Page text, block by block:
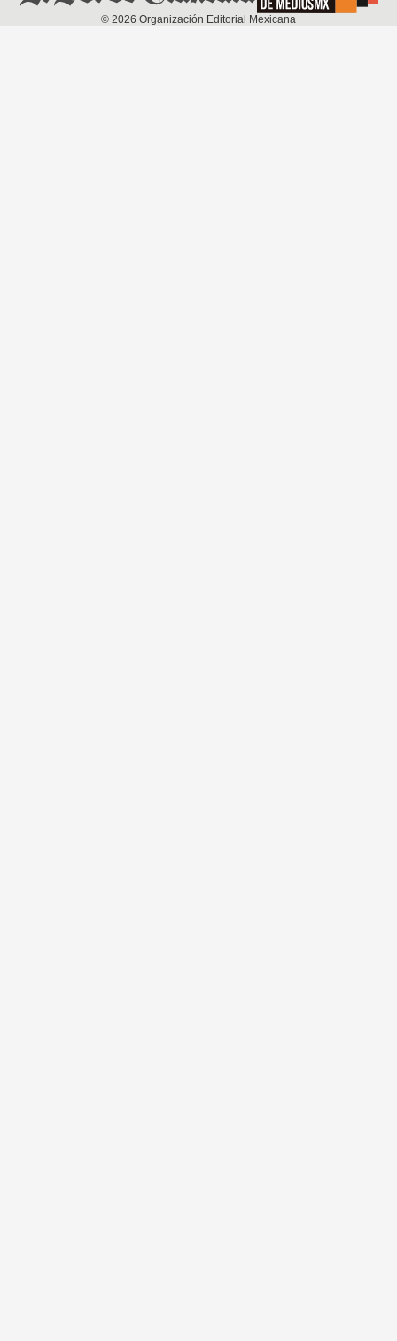
© 2026 Organización Editorial Mexicana